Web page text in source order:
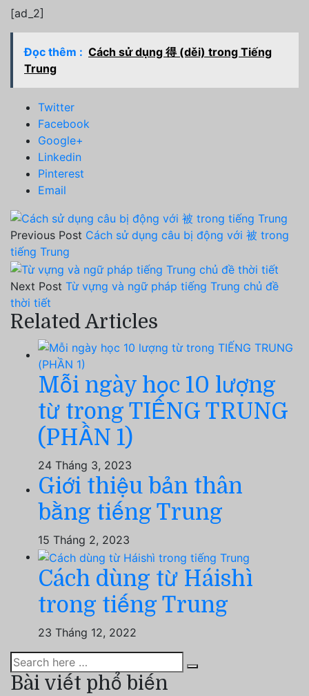
[ad_2]
Đọc thêm : Cách sử dụng 得 (děi) trong Tiếng
Trung
Twitter
Facebook
Google+
Linkedin
Pinterest
Email
Previous Post Cách sử dụng câu bị động với 被 trong
tiếng Trung
Next Post Từ vựng và ngữ pháp tiếng Trung chủ đề
thời tiết
Related Articles
Mỗi ngày học 10 lượng
từ trong TIẾNG TRUNG
(PHẦN 1)
24 Tháng 3, 2023
Giới thiệu bản thân
bằng tiếng Trung
15 Tháng 2, 2023
Cách dùng từ Háishì
trong tiếng Trung
23 Tháng 12, 2022
Bài viết phổ biến